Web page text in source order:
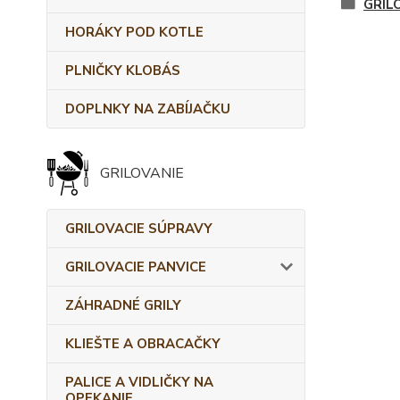
HORÁKY POD KOTLE
PLNIČKY KLOBÁS
DOPLNKY NA ZABÍJAČKU
GRILOVANIE
GRILOVACIE SÚPRAVY
GRILOVACIE PANVICE
ZÁHRADNÉ GRILY
KLIEŠTE A OBRACAČKY
PALICE A VIDLIČKY NA